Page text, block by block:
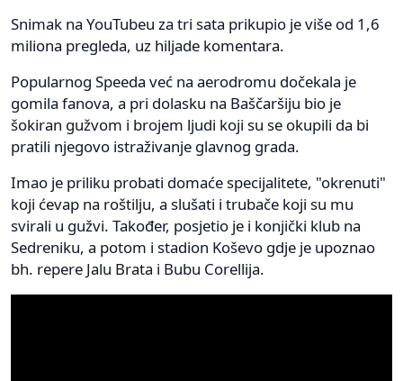
Snimak na YouTubeu za tri sata prikupio je više od 1,6
miliona pregleda, uz hiljade komentara.
Popularnog Speeda već na aerodromu dočekala je
gomila fanova, a pri dolasku na Baščaršiju bio je
šokiran gužvom i brojem ljudi koji su se okupili da bi
pratili njegovo istraživanje glavnog grada.
Imao je priliku probati domaće specijalitete, "okrenuti"
koji ćevap na roštilju, a slušati i trubače koji su mu
svirali u gužvi. Također, posjetio je i konjički klub na
Sedreniku, a potom i stadion Koševo gdje je upoznao
bh. repere Jalu Brata i Bubu Corellija.